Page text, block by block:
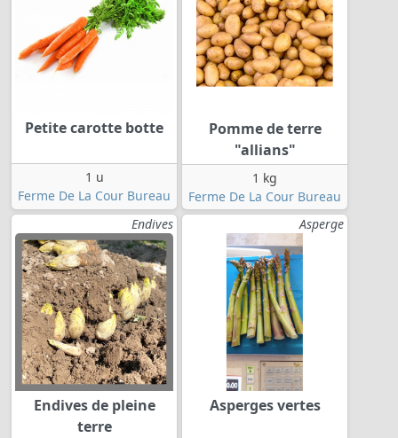
Petite carotte botte
1 u
Ferme De La Cour Bureau
Pomme de terre
"allians"
1 kg
Ferme De La Cour Bureau
Endives
Endives de pleine
terre
Asperge
Asperges vertes